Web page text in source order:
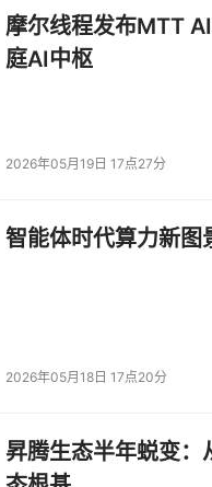
摩尔线程发布MTT
庭AI中枢
2026年05月19日 17点27分
智能体时代算力新图
2026年05月18日 17点20分
昇腾生态半年蜕变